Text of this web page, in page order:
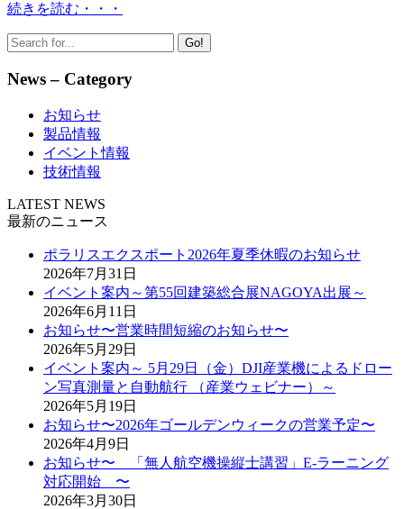
続きを読む・・・
Go!
News – Category
お知らせ
製品情報
イベント情報
技術情報
LATEST NEWS
最新のニュース
ポラリスエクスポート2026年夏季休暇のお知らせ
2026年7月31日
イベント案内～第55回建築総合展NAGOYA出展～
2026年6月11日
お知らせ〜営業時間短縮のお知らせ〜
2026年5月29日
イベント案内～ 5月29日（金）DJI産業機によるドロー
ン写真測量と自動航行 （産業ウェビナー）～
2026年5月19日
お知らせ〜2026年ゴールデンウィークの営業予定〜
2026年4月9日
お知らせ〜 「無人航空機操縦士講習」E-ラーニング
対応開始 〜
2026年3月30日